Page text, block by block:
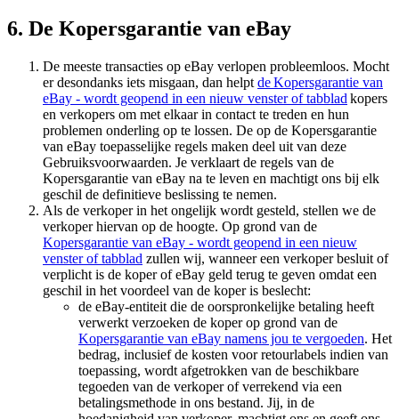
6. De Kopersgarantie van eBay
De meeste transacties op eBay verlopen probleemloos. Mocht
er desondanks iets misgaan, dan helpt de Kopersgarantie van
eBay - wordt geopend in een nieuw venster of tabblad kopers
en verkopers om met elkaar in contact te treden en hun
problemen onderling op te lossen. De op de Kopersgarantie
van eBay toepasselijke regels maken deel uit van deze
Gebruiksvoorwaarden. Je verklaart de regels van de
Kopersgarantie van eBay na te leven en machtigt ons bij elk
geschil de definitieve beslissing te nemen.
Als de verkoper in het ongelijk wordt gesteld, stellen we de
verkoper hiervan op de hoogte. Op grond van de
Kopersgarantie van eBay - wordt geopend in een nieuw
venster of tabblad zullen wij, wanneer een verkoper besluit of
verplicht is de koper of eBay geld terug te geven omdat een
geschil in het voordeel van de koper is beslecht:
de eBay-entiteit die de oorspronkelijke betaling heeft
verwerkt verzoeken de koper op grond van de
Kopersgarantie van eBay namens jou te vergoeden. Het
bedrag, inclusief de kosten voor retourlabels indien van
toepassing, wordt afgetrokken van de beschikbare
tegoeden van de verkoper of verrekend via een
betalingsmethode in ons bestand. Jij, in de